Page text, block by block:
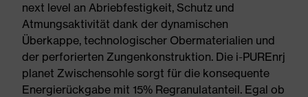
next level an Abriebfestigkeit, Schutz und
Atmungsaktivität dank der dynamischen
Überkappe, technologischer Obermaterialien und
der perforierten Zungenkonstruktion. Die i-PUREnrj
planet Zwischensohle sorgt für die konsequente
Energierückgabe mit 15% Regranulatanteil. Egal ob